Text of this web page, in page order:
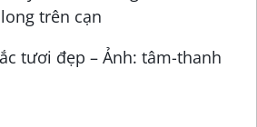
tươi đẹp – Ảnh: tâm-thanh